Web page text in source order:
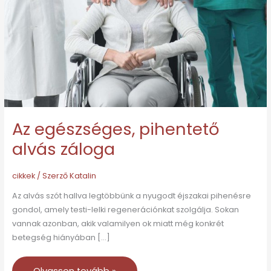
Az egészséges, pihentető
alvás záloga
cikkek/ SzerzőKatalin
Az alvás szót hallva legtöbbünk a nyugodt éjszakai pihenésre
gondol, amely testi-lelki regenerációnkat szolgálja. Sokan
vannak azonban, akik valamilyen ok miatt még konkrét
betegség hiányában […]